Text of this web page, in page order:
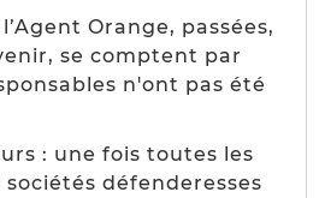
Orange, passées,
se comptent par
n'ont pas été
: une fois toutes les
défenderesses